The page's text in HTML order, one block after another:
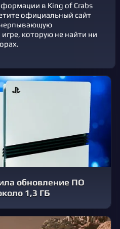
в King of Crabs
официальный сайт
которую не найти ни
обновление ПО
1,3 ГБ